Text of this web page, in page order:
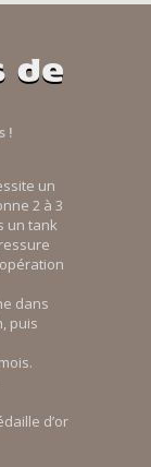
de
!
un
2 à 3
un tank
dans
puis
d’or